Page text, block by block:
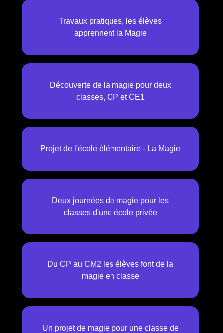
Travaux pratiques, les élèves
apprennent la Magie
Découverte de la magie pour deux
classes, CP et CE1
Projet de l'école élémentaire - La Magie
Deux journées de magie pour les
classes d'une école privée
Du CP au CM2 les élèves font de la
magie en classe
Un projet de magie pour une classe de